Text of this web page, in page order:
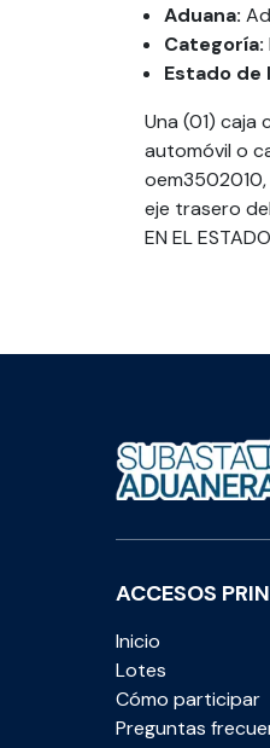
Aduana:
Categoría:
Estado de
Una (01) caja
automóvil o
eje trasero
EN EL
ACCESOS
Inicio
Lotes
Cómo participar
Preguntas